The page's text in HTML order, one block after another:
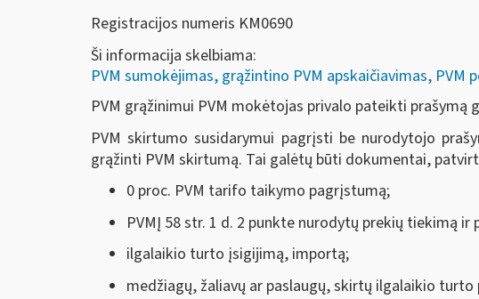
Registracijos numeris KM0690
Ši informacija skelbiama:
PVM sumokėjimas, grąžintino PVM apskaičiavimas,
PVM grąžinimui PVM mokėtojas privalo pateikti
PVM skirtumo susidarymui pagrįsti be nurodytojo
grąžinti PVM skirtumą. Tai galėtų būti dokumentai,
0 proc. PVM tarifo taikymo pagrįstumą;
PVMĮ 58 str. 1 d. 2 punkte nurodytų prekių tiekimą ir
ilgalaikio turto įsigijimą, importą;
medžiagų, žaliavų ar paslaugų, skirtų ilgalaikio